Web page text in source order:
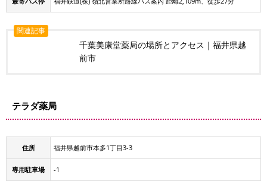
関連記事
千葉美康堂薬局の場所とアクセス｜福井県越
前市
テラダ薬局
住所 福井県越前市本多1丁目3-3
専用駐車場 -1